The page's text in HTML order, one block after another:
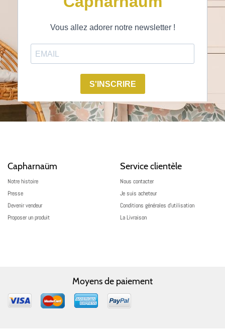
Capharnaüm
Notre histoire
Presse
Devenir vendeur
Proposer un produit
Service clientèle
Nous contacter
Je suis acheteur
Conditions générales d’utilisation
La Livraison
Moyens de paiement